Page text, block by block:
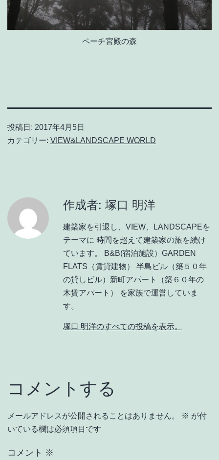
ペーチ宮殿の森
投稿日: 2017年4月5日
カテゴリー: VIEW&LANDSCAPE WORLD
作成者: 塚口 明洋
建築家を引退し、VIEW、LANDSCAPEを
テーマに 時間を超えて建築家の旅を続け
ています。 B&B(宿泊施設）GARDEN
FLATS（賃貸建物） 半島ビル（築５０年
の貸しビル）新町アパート（築６０年の
木賃アパート） を家族で運営していま
す。
塚口 明洋のすべての投稿を表示。
コメントする
メールアドレスが公開されることはありません。 ※ が付
いている欄は必須項目です
コメント ※